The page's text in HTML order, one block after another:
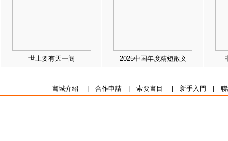
世上要有天一阁 2025中国年度精短散文
書城介紹 合作申請| 索要書目 新手入門